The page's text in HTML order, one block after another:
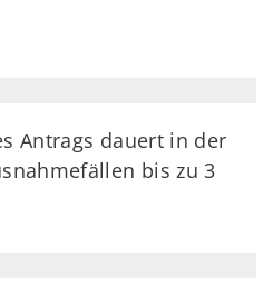
Antrags dauert in der
bis zu 3